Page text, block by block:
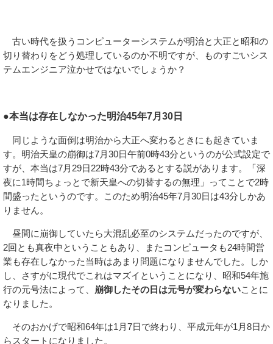
古い時代を扱うコンピューターシステムが明治と大正と昭和の
切り替わりをどう処理しているのか不明ですが、ものすごいシス
テムエンジニア泣かせではないでしょうか？
●本当は存在しなかった明治45年7月30日
同じような面倒は明治から大正へ変わるときにも起きていま
す。明治天皇の崩御は7月30日午前0時43分というのが公式設定で
すが、本当は7月29日22時43分であるとする説があります。「深
夜に1時間ちょっとで新天皇への切替するの無理」ってことで2時
間盛ったというのです。このため明治45年7月30日は43分しかあ
りません。
昼間に崩御していたら大混乱必至のシステムだったのですが、
2回とも真夜中ということもあり、またコンピュータも24時間営
業も存在しなかった当時はあまり問題になりませんでした。しか
し、さすがに現代でこれはマズイということになり、昭和54年施
行の元号法によって、
崩御したその日は元号が変わらないことに
なりました。
そのおかげで昭和64年は1月7日で終わり、平成元年が1月8日か
らスタートになりました。